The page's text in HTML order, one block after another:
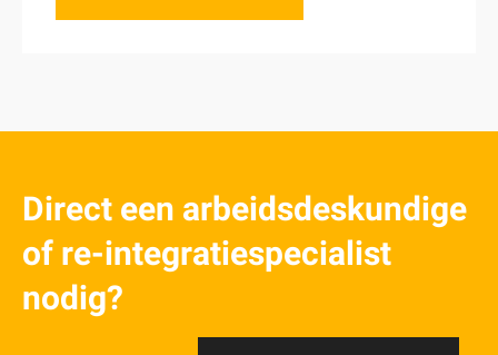
Direct een arbeidsdeskundige
of re-integratiespecialist
nodig?